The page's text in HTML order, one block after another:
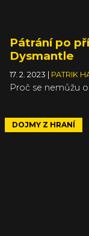
Pátrání po
Dysmantle
17. 2. 2023 PATRIK
Proč se nemůžu
DOJMY Z HRANÍ